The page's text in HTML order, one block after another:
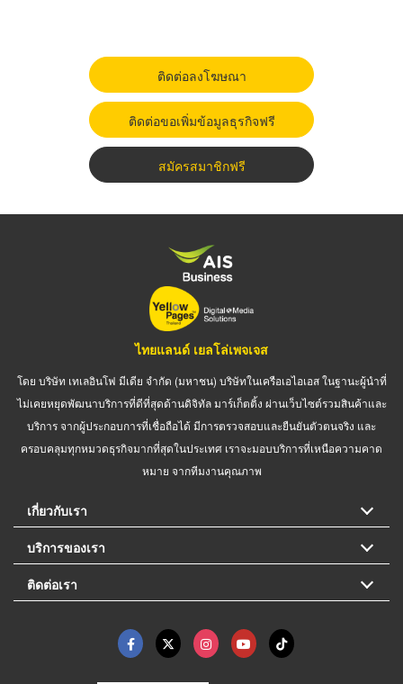
ติดต่อลงโฆษณา
ติดต่อขอเพิ่มข้อมูลธุรกิจฟรี
สมัครสมาชิกฟรี
ไทยแลนด์ เยลโล่เพจเจส
โดย บริษัท เทเลอินโฟ มีเดีย จำกัด (มหาชน) บริษัทในเครือเอไอเอส ในฐานะผู้นำที่
ไม่เคยหยุดพัฒนาบริการที่ดีที่สุดด้านดิจิทัล มาร์เก็ตติ้ง ผ่านเว็บไซต์รวมสินค้าและ
บริการ จากผู้ประกอบการที่เชื่อถือได้ มีการตรวจสอบและยืนยันตัวตนจริง และ
ครอบคลุมทุกหมวดธุรกิจมากที่สุดในประเทศ เราจะมอบบริการที่เหนือความคาด
หมาย จากทีมงานคุณภาพ
เกี่ยวกับเรา
บริการของเรา
ติดต่อเรา